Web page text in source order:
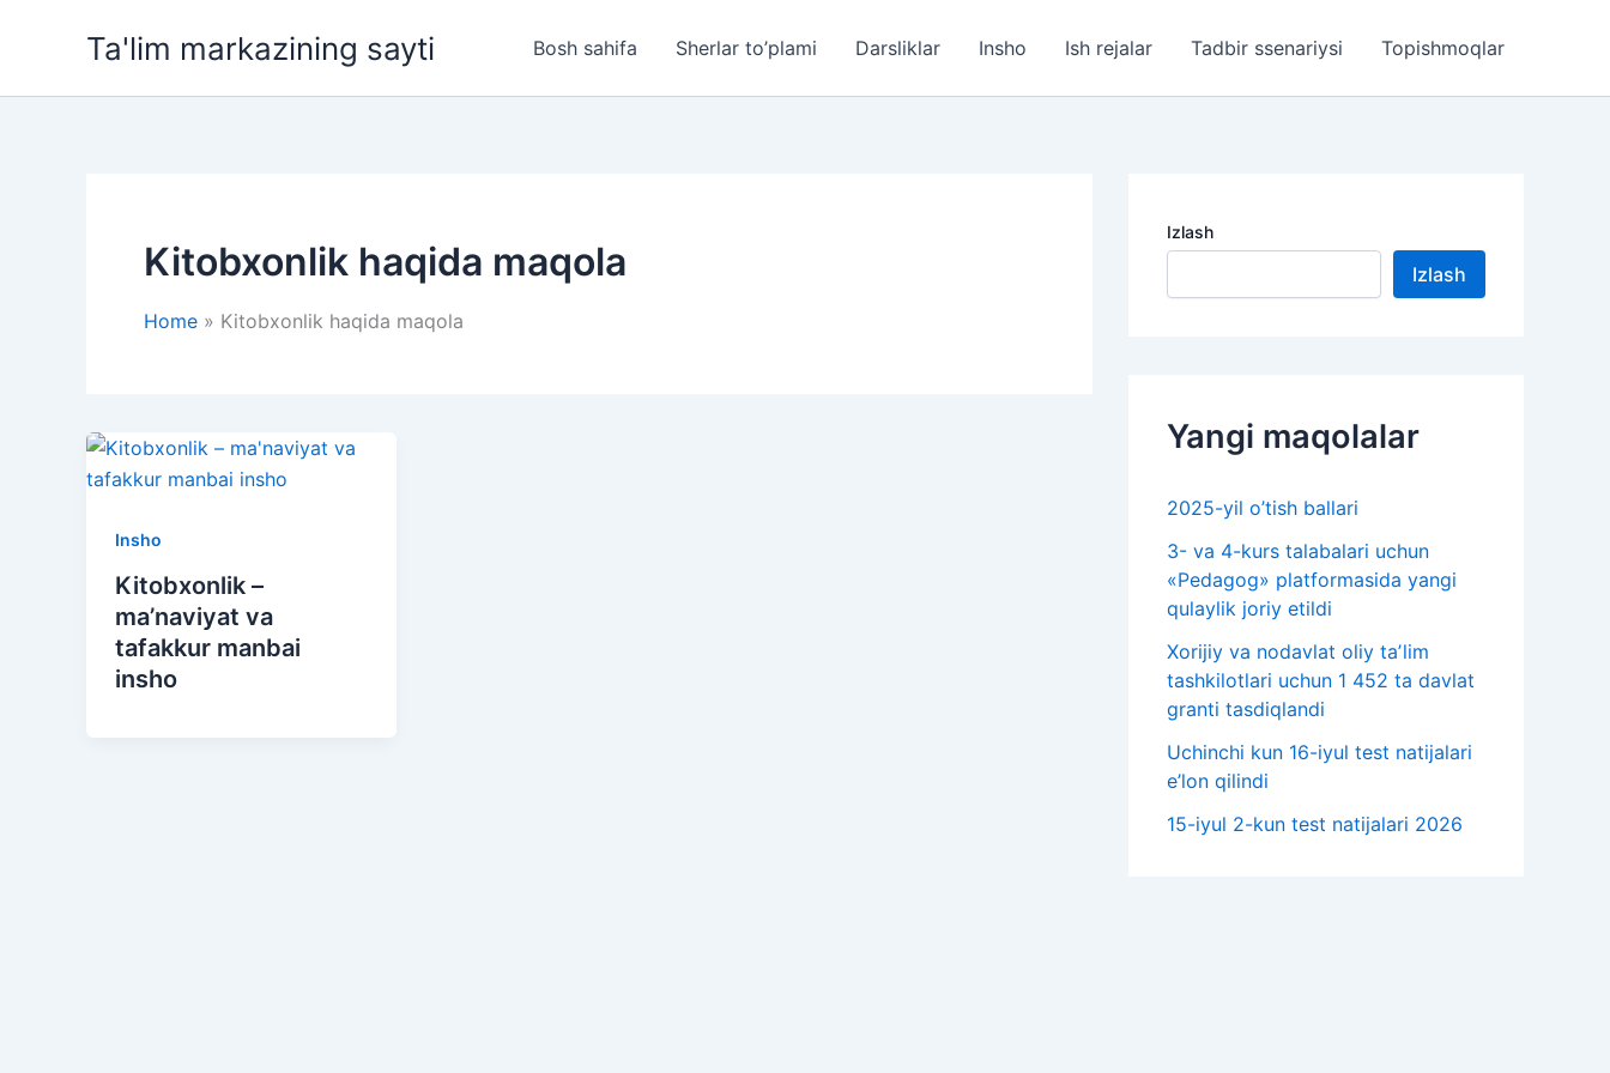
Ta'lim markazining sayti Bosh sahifa Sherlar to’plami Darsliklar Insho Ish rejalar Tadbir ssenariysi Topishmoqlar
Kitobxonlik haqida maqola
Home Kitobxonlik haqida maqola
Insho
Kitobxonlik –
ma’naviyat va
tafakkur manbai
insho
Izlash
Izlash
Yangi maqolalar
2025-yil o’tish ballari
3- va 4-kurs talabalari uchun
«Pedagog» platformasida yangi
qulaylik joriy etildi
Xorijiy va nodavlat oliy taʼlim
tashkilotlari uchun 1 452 ta davlat
granti tasdiqlandi
Uchinchi kun 16-iyul test natijalari
e’lon qilindi
15-iyul 2-kun test natijalari 2026